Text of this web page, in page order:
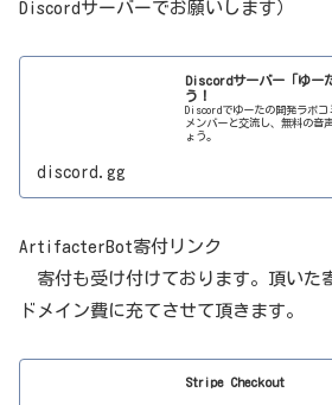
Discordサーバーでお願いします）
Discordサーバー「ゆー
う！
Discordでゆーたの開発ラボ
メンバーと交流し、無料の音
ょう。
discord.gg
ArtifacterBot寄付リンク
寄付も受け付けております。頂いた
ドメイン費に充てさせて頂きます。
Stripe Checkout